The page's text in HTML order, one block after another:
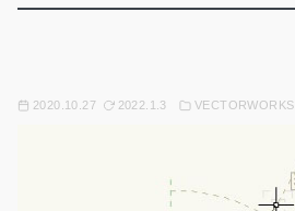
2020.10.27 2022.1.3 VECTORWORKS